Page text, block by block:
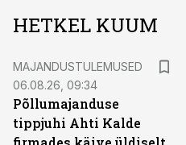
HETKEL KUUM
MAJANDUSTULEMUSED
06.08.26, 09:34
Põllumajanduse
tippjuhi Ahti Kalde